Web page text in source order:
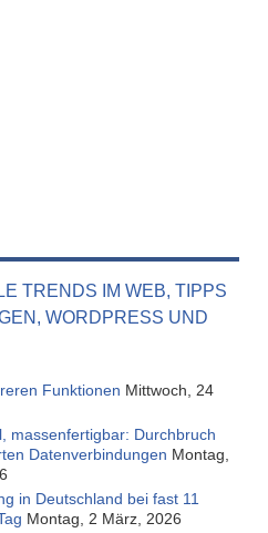
TRENDS IM WEB, TIPPS
WORDPRESS UND
Funktionen Mittwoch, 24
massenfertigbar: Durchbruch
Datenverbindungen Montag,
in Deutschland bei fast 11
Montag, 2 März, 2026